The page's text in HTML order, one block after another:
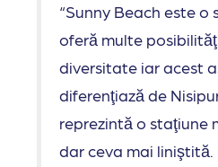
“Sunny Beach este o
oferă multe
diversitate iar acest
diferenţiază de
reprezintă o staţiune
dar ceva mai liniştită.